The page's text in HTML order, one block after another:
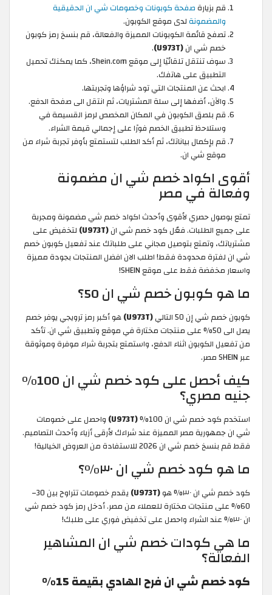
قم بزيارة صفحة كوبونات وخصومات شي ان الحقيقية
والمضمونةلدى موقع الكوبون.
تصفح قائمة الكوبونات المميزة والفعالة، قم بنسخ رمز كوبون
خصم شي ان(U973T)
.
سوف تنتقل تلقائيًا إلى موقع Shein.com، كما يمكنك تحميل
التطبيق على هاتفك.
ابحث عن المنتجات التي تود شراؤها وتجربتها.
والآن، أضفها إلى سلة المشتريات، ثم انتقل الى صفحة الدفع.
قم بلصق الكوبون في المكان المخصص لرمز القسيمة في
وستلاحظ تطبيق الخصم فورًا على إجمالي قيمة الشراء.
قم بإكمال بياناتك، ثم أكد الطلب لتستمتع بأوفر تجربة شراء من
موقع شي ان.
أقوى اكواد خصم شي ان مضمونة
وفعالة في مصر
تمتع بوصول حصري لأقوى وأحدث اكواد خصم شي مضمونة ومجربة
على جميع الطلبات. فعّل كود خصم شي ان(U973T)
لتخفيض على
مشترياتك، وتمتع بتوصيل مجاني على طلباتك عند تفعيل كوبون خصم
شي ان لفترة محدودة فقط! اطلب الان افضل المنتجات بجودة مميزة
واسعار مخفضة فقط على موقع SHEIN!
ما هو كوبون خصم شي ان 50؟
كوبون خصم شي إن 50 التالي (U973T)
هو أكبر رمز ترويجي يوفر خصم
يصل الى 50% على منتجات مختارة في موقع وتطبيق شي ان. تأكد
من تفعيل الكوبون اثناء الدفع، واستمتع بتجربة شراء موفرة وموثوقة
عبر SHEIN مصر.
كيف أحصل على كود خصم شي ان 100%
جنيه مصري؟
استخدم كود خصم شي ان 100% (U973T)
واحصل على خصومات
شي ان جمهورية مصر المميزة عند شراءك لأرقى أزياء وأحدث التصاميم.
فقط قم بنسخ خصم شي ان 2026 للاستفادة من العروض الخيالية!
ما هو كود خصم شي ان ٣٠%؟
كود خصم شي ان ٣٠% هو (U973T)
يقدم خصومات تتراوح بين 30–
60% على منتجات مختارة للعملاء من مصر. أدخل رمز كود خصم شي
ان ٣٠% عند الشراء واحصل على تخفيض فوري على طلبك!
ما هي كودات خصم شي ان المشاهير
الفعالة؟
كود خصم شي ان فرح الهادي بقيمة 15%